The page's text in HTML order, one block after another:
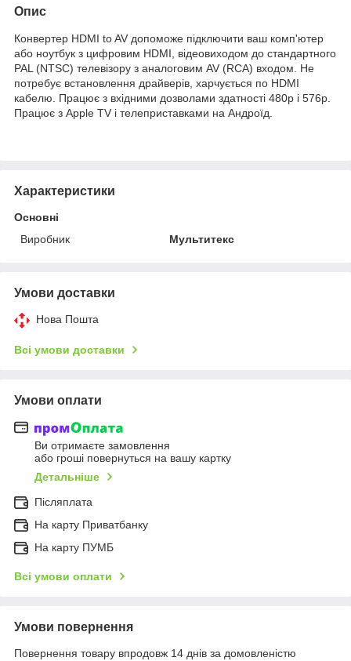
Опис
Конвертер HDMI to AV допоможе підключити ваш комп'ютер
або ноутбук з цифровим HDMI, відеовиходом до стандартного
PAL (NTSC) телевізору з аналоговим AV (RCA) входом. Не
потребує встановлення драйверів, харчується по HDMI
кабелю. Працює з вхідними дозволами здатності 480р і 576р.
Працює з Apple TV і телеприставками на Андроїд.
Характеристики
Основні
Виробник
Мультитекс
Умови доставки
Нова Пошта
Всі умови доставки
Умови оплати
Ви отримаєте замовлення
або гроші повернуться на вашу картку
Детальніше
Післяплата
На карту Приватбанку
На карту ПУМБ
Всі умови оплати
Умови повернення
Повернення товару впродовж 14 днів за домовленістю